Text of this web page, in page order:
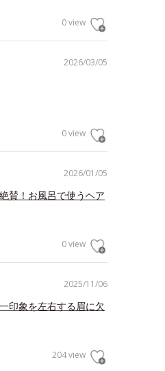
0 view
2026/03/05
0 view
2026/01/05
賛！お風呂で使うヘア
0 view
2025/11/06
印象を左右する眉に欠
204 view